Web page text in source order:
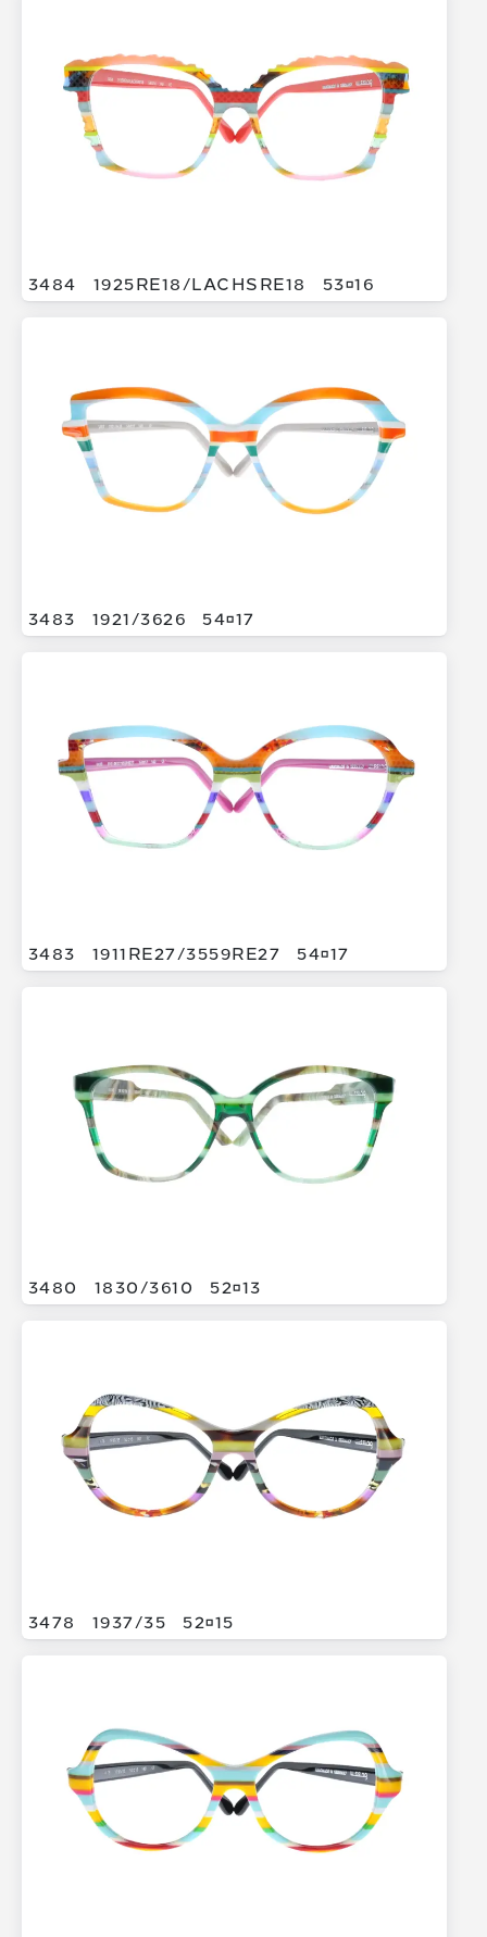
3484 1925RE18/LACHSRE18 5316
3483 1921/3626 5417
3483 1911RE27/3559RE27 5417
3480 1830/3610 5213
3478 1937/35 5215